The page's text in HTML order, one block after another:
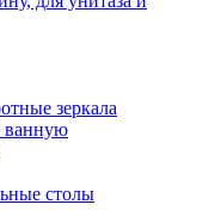
зеркала
ванную
столы